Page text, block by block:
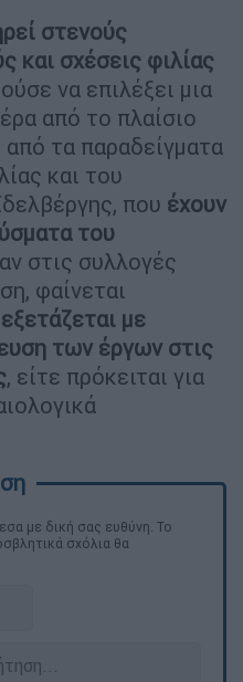
στενούς
και σχέσεις φιλίας
να επιλέξει μια
από το πλαίσιο
τα παραδείγματα
και του
που έχουν
του
στις συλλογές
φαίνεται
εξετάζεται με
των έργων στις
, είτε πρόκειται για
με δική σας ευθύνη. Το
σχόλια θα